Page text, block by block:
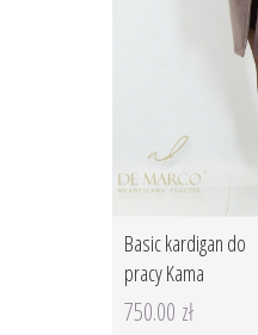
Basic kardigan do
pracy Kama
750.00 zł